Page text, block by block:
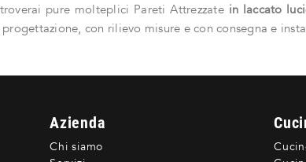
pure molteplici Pareti Attrezzate in laccato
con rilievo misure e con consegna e
Azienda
Chi siamo